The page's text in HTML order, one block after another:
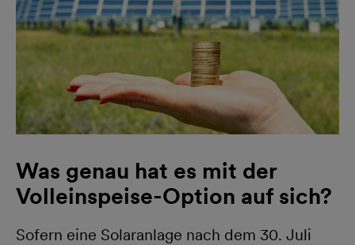
Was genau hat es mit der
Volleinspeise-Option auf sich?
Sofern eine Solaranlage nach dem 30. Juli